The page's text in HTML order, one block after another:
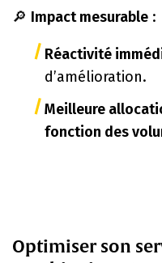
🔎 Impact mesurable :
Réactivité
d’amélioration.
Meilleure
fonction des
Optimiser son